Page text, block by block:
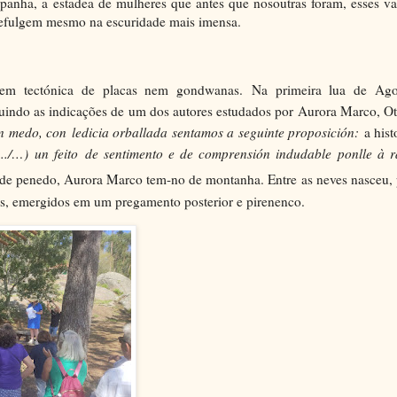
mesmo na escuridade mais imensa.
tectónica de placas nem gondwanas. Na primeira lua de
as indicações de um dos autores estudados por Aurora Marco,
medo, con ledicia orballada sentamos a seguinte proposición: a
…) un feito de sentimento e de comprensión indudable ponlle à
penedo, Aurora Marco tem-no de montanha. Entre as neves nasceu,
emergidos em um pregamento posterior e pirenenco.